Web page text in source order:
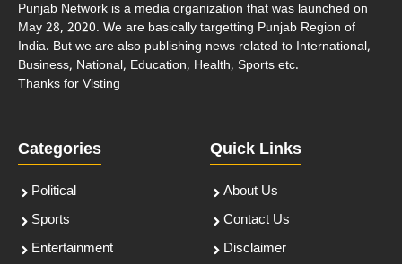
Punjab Network is a media organization that was launched on
May 28, 2020. We are basically targetting Punjab Region of
India. But we are also publishing news related to International,
Business, National, Education, Health, Sports etc.
Thanks for Visting
Categories
Political
Sports
Entertainment
Quick Links
About Us
Contact Us
Disclaimer